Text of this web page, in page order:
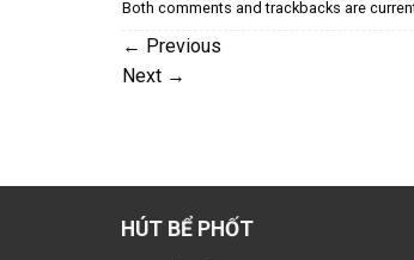
Both comments and trackbacks are
← Previous
Next →
HÚT BỂ PHỐT